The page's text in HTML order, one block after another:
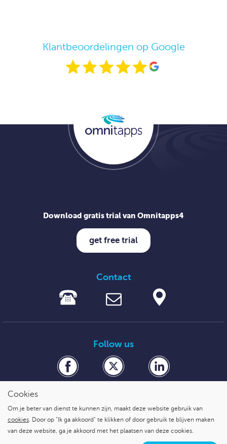
Klantbeoordelingen op Google
Download gratis trial van Omnitapps4
get free trial
Contact
Follow us
veilig betalen met
Cookies
Om je beter van dienst te kunnen zijn, maakt deze website gebruik van
cookies. Door op "Ik ga akkoord" te klikken of door gebruik te blijven maken
van deze website, ga je akkoord met het plaatsen van deze cookies.